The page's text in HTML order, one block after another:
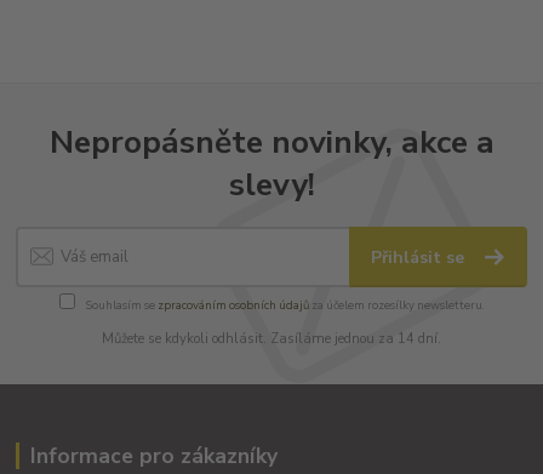
Nepropásněte novinky, akce a
slevy!
Přihlásit se
Souhlasím se zpracováním osobních údajůza účelem rozesílky newsletteru.
Můžete se kdykoli odhlásit. Zasíláme jednou za 14 dní.
Informace pro zákazníky